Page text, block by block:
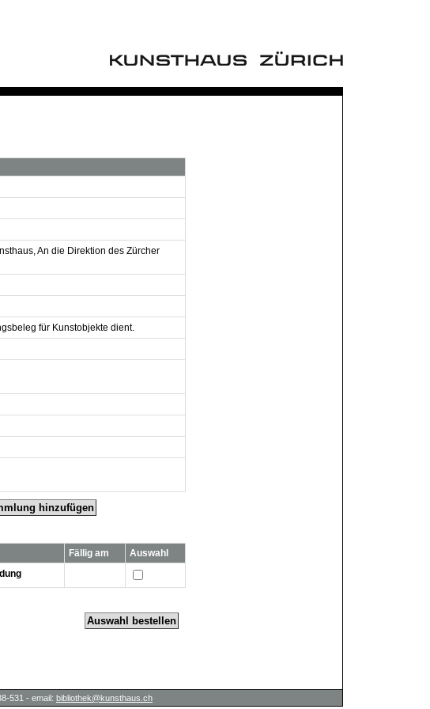
An die Direktion des Zürcher
für Kunstobjekte dient.
hinzufügen
Fällig am
Auswahl
531 - email: bibliothek@kunsthaus.ch